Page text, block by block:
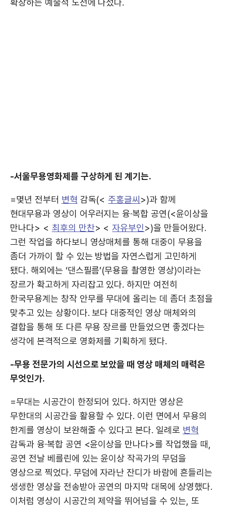
확장하는 예술적 도전에 나섰다.
-서울무용영화제를 구상하게 된 계기는.
=몇년 전부터 변혁 감독(< 주홍글씨 >)과 함께
현대무용과 영상이 어우러지는 융·복합 공연(<윤이상을
만나다> < 최후의 만찬> < 자유부인>)을 만들어왔다.
그런 작업을 하다보니 영상매체를 통해 대중이 무용을
좀더 가까이 할 수 있는 방법을 자연스럽게 고민하게
됐다. 해외에는 ‘댄스필름’(무용을 촬영한 영상)이라는
장르가 확고하게 자리잡고 있다. 하지만 여전히
한국무용계는 창작 안무를 무대에 올리는 데 좀더 초점을
맞추고 있는 상황이다. 보다 대중적인 영상 매체와의
결합을 통해 또 다른 무용 장르를 만들었으면 좋겠다는
생각에 본격적으로 영화제를 기획하게 됐다.
-무용 전문가의 시선으로 보았을 때 영상 매체의 매력은
무엇인가.
=무대는 시공간이 한정되어 있다. 하지만 영상은
무한대의 시공간을 활용할 수 있다. 이런 면에서 무용의
한계를 영상이 보완해줄 수 있다고 본다. 일례로 변혁
감독과 융·복합 공연 <윤이상을 만나다>를 작업했을 때,
공연 전날 베를린에 있는 윤이상 작곡가의 무덤을
영상으로 찍었다. 무덤에 자라난 잔디가 바람에 흔들리는
생생한 영상을 전송받아 공연의 마지막 대목에 상영했다.
이처럼 영상이 시공간의 제약을 뛰어넘을 수 있는, 또